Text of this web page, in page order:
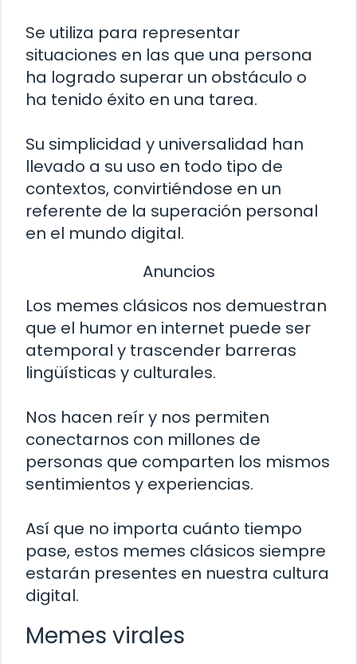
Se utiliza para representar
situaciones en las que una persona
ha logrado superar un obstáculo o
ha tenido éxito en una tarea.
Su simplicidad y universalidad han
llevado a su uso en todo tipo de
contextos, convirtiéndose en un
referente de la superación personal
en el mundo digital.
Anuncios
Los memes clásicos nos demuestran
que el humor en internet puede ser
atemporal y trascender barreras
lingüísticas y culturales.
Nos hacen reír y nos permiten
conectarnos con millones de
personas que comparten los mismos
sentimientos y experiencias.
Así que no importa cuánto tiempo
pase, estos memes clásicos siempre
estarán presentes en nuestra cultura
digital.
Memes virales